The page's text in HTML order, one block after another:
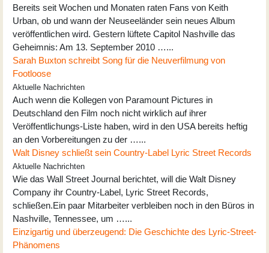
Bereits seit Wochen und Monaten raten Fans von Keith
Urban, ob und wann der Neuseeländer sein neues Album
veröffentlichen wird. Gestern lüftete Capitol Nashville das
Geheimnis: Am 13. September 2010 …...
Sarah Buxton schreibt Song für die Neuverfilmung von
Footloose
Aktuelle Nachrichten
Auch wenn die Kollegen von Paramount Pictures in
Deutschland den Film noch nicht wirklich auf ihrer
Veröffentlichungs-Liste haben, wird in den USA bereits heftig
an den Vorbereitungen zu der …...
Walt Disney schließt sein Country-Label Lyric Street Records
Aktuelle Nachrichten
Wie das Wall Street Journal berichtet, will die Walt Disney
Company ihr Country-Label, Lyric Street Records,
schließen.Ein paar Mitarbeiter verbleiben noch in den Büros in
Nashville, Tennessee, um …...
Einzigartig und überzeugend: Die Geschichte des Lyric-Street-
Phänomens